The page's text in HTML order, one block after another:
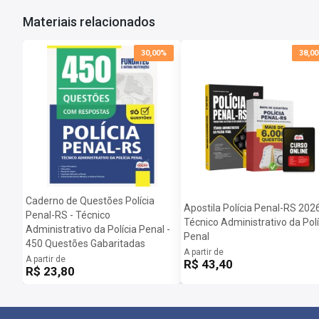
Materiais relacionados
30,00%
Caderno de Questões Polícia
Penal-RS - Técnico
Administrativo da Polícia Penal -
450 Questões Gabaritadas
A partir de
R$ 23,80
Apostila Polícia Penal-RS
Técnico Administrativo da
Penal
A partir de
R$ 43,40